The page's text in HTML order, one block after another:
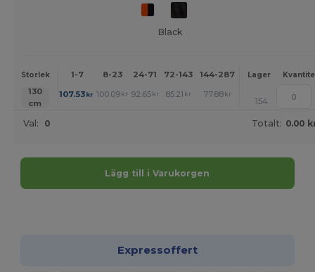
Black
Storlek 1-7 8-23 24-71 72-143 144-287 288 + Mer
Lager
130
cm
107.53kr 100.09 kr 92.65 kr 85.21 kr 77.88 kr
154
Val: 0 Totalt: 0.00
Lägg till i Varukorgen
Expressoffert